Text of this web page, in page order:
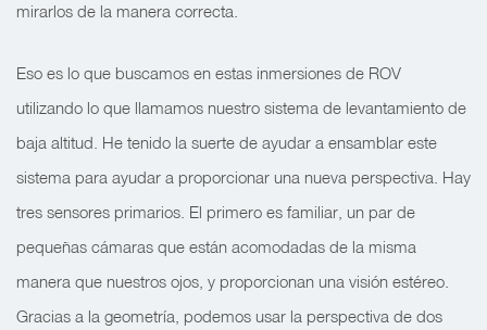
mirarlos de la manera correcta.
Eso es lo que buscamos en estas inmersiones de ROV
utilizando lo que llamamos nuestro sistema de levantamiento de
baja altitud. He tenido la suerte de ayudar a ensamblar este
sistema para ayudar a proporcionar una nueva perspectiva. Hay
tres sensores primarios. El primero es familiar, un par de
pequeñas cámaras que están acomodadas de la misma
manera que nuestros ojos, y proporcionan una visión estéreo.
Gracias a la geometría, podemos usar la perspectiva de dos